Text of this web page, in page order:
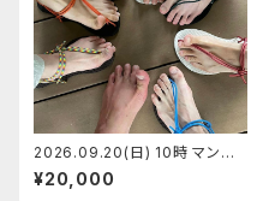
2026.09.20(日) 10時 マンサ
ンダル代官山店 マンサンダルワ
ークショップ 【定員7】ひらちゃん
¥20,000